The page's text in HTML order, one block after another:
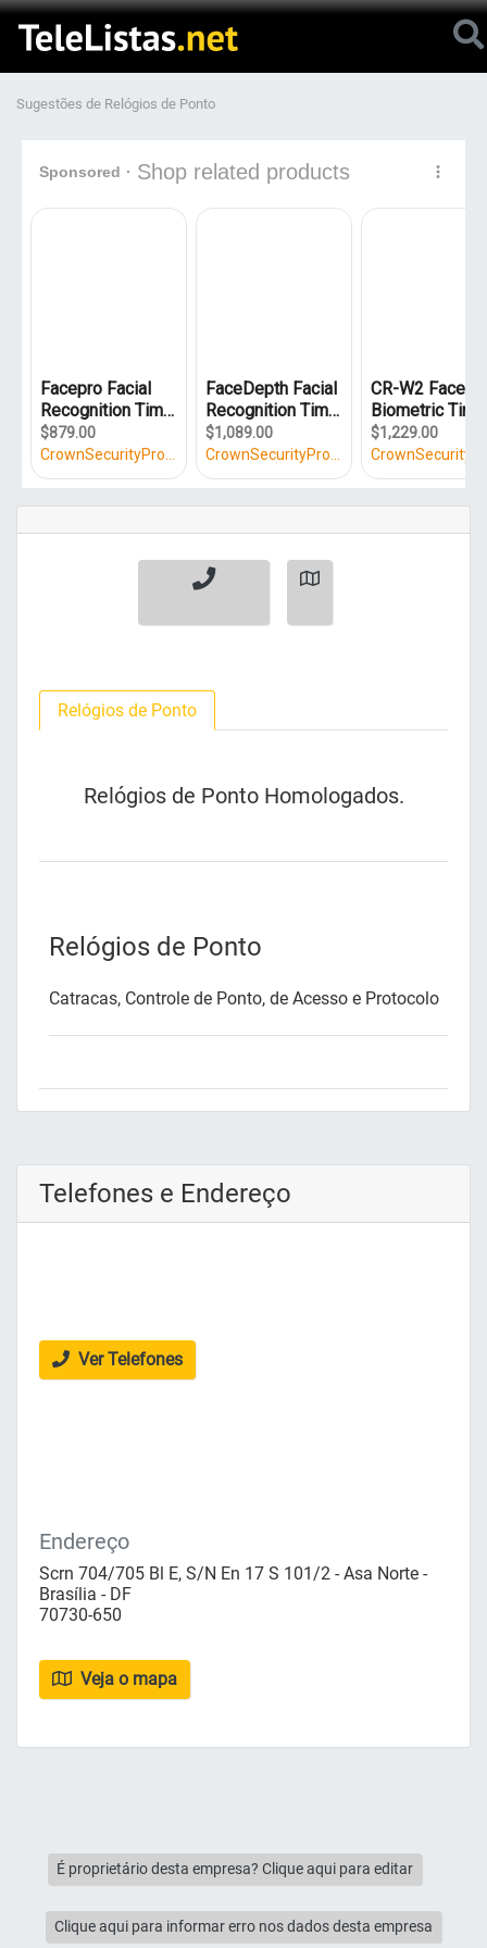
Sugestões de Relógios de Ponto
Relógios de Ponto
Relógios de Ponto Homologados.
Relógios de Ponto
Catracas, Controle de Ponto, de Acesso e Protocolo
Telefones e Endereço
Ver Telefones
Endereço
Scrn 704/705 Bl E, S/N En 17 S 101/2 - Asa Norte -
Brasília - DF
70730-650
Veja o mapa
É proprietário desta empresa? Clique aqui para editar
Clique aqui para informar erro nos dados desta empresa